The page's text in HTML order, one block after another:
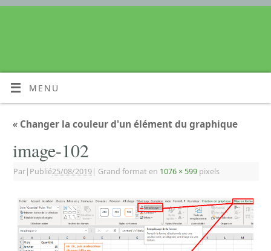
MENU
« Changer la couleur d'un élément du graphique
image-102
Par| Publié25/08/2019| Grand format en 1076 × 599 pixels